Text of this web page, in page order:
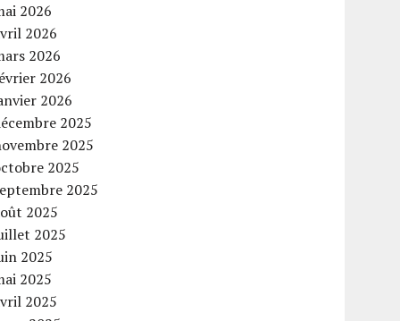
2026
2026
2026
2026
2026
2025
2025
2025
2025
2025
2025
2025
2025
2025